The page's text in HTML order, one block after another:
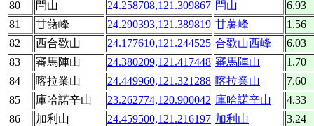
80
閂山 24.258708,121.309867 閂山
6.93
81
甘藷峰 24.290393,121.389819 甘薯峰
1.56
82
西合歡山 24.177610,121.244525 合歡山西峰
6.03
83
審馬陣山 24.380209,121.417448 審馬陣山
1.70
84
喀拉業山 24.449960,121.321288 喀拉業山
7.60
85
庫哈諾辛山 23.262774,120.900042 庫哈諾辛山
4.33
86
加利山 24.459500,121.216197 加利山
3.24